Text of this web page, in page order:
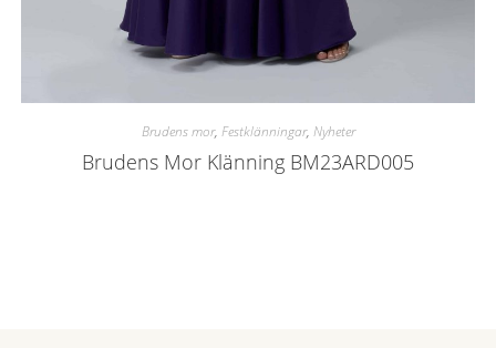
Brudens mor, Festklänningar, Nyheter
Brudens Mor Klänning BM23ARD005